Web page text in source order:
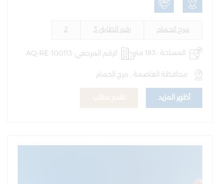
مرج الحمام رقم الطابق 3 2
المساحة : 183 متر
الرقم المرجعي: AQ-RE-100113
محافظة العاصمة , مرج الحمام
أظهر المزيد